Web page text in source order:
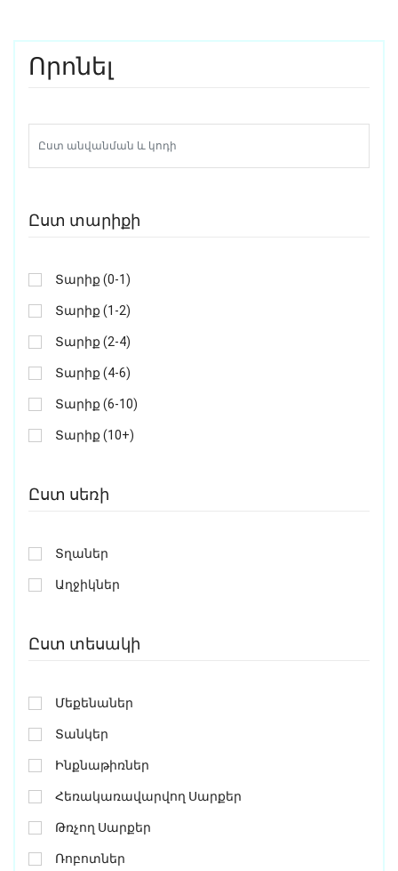
Որոնել
Ըստ տարիքի
Տարիք (0-1)
Տարիք (1-2)
Տարիք (2-4)
Տարիք (4-6)
Տարիք (6-10)
Տարիք (10+)
Ըստ սեռի
Տղաներ
Աղջիկներ
Ըստ տեսակի
Մեքենաներ
Տանկեր
Ինքնաթիռներ
Հեռակառավարվող Սարքեր
Թռչող Սարքեր
Ռոբոտներ